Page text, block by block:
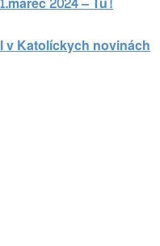
v Katolíckych novinách